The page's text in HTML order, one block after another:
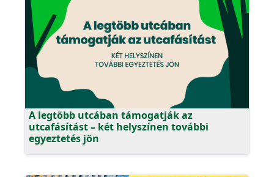
A legtöbb utcában támogatják az
utcafásítást – két helyszínen további
egyeztetés jön